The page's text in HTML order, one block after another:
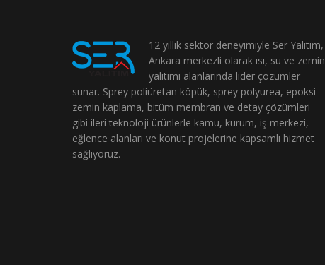
12 yıllık sektör deneyimiyle Ser Yalıtım,
Ankara merkezli olarak ısı, su ve zemin
yalıtımı alanlarında lider çözümler
sunar. Sprey poliüretan köpük, sprey polyurea, epoksi
zemin kaplama, bitüm membran ve detay çözümleri
gibi ileri teknoloji ürünlerle kamu, kurum, iş merkezi,
eğlence alanları ve konut projelerine kapsamlı hizmet
sağlıyoruz.